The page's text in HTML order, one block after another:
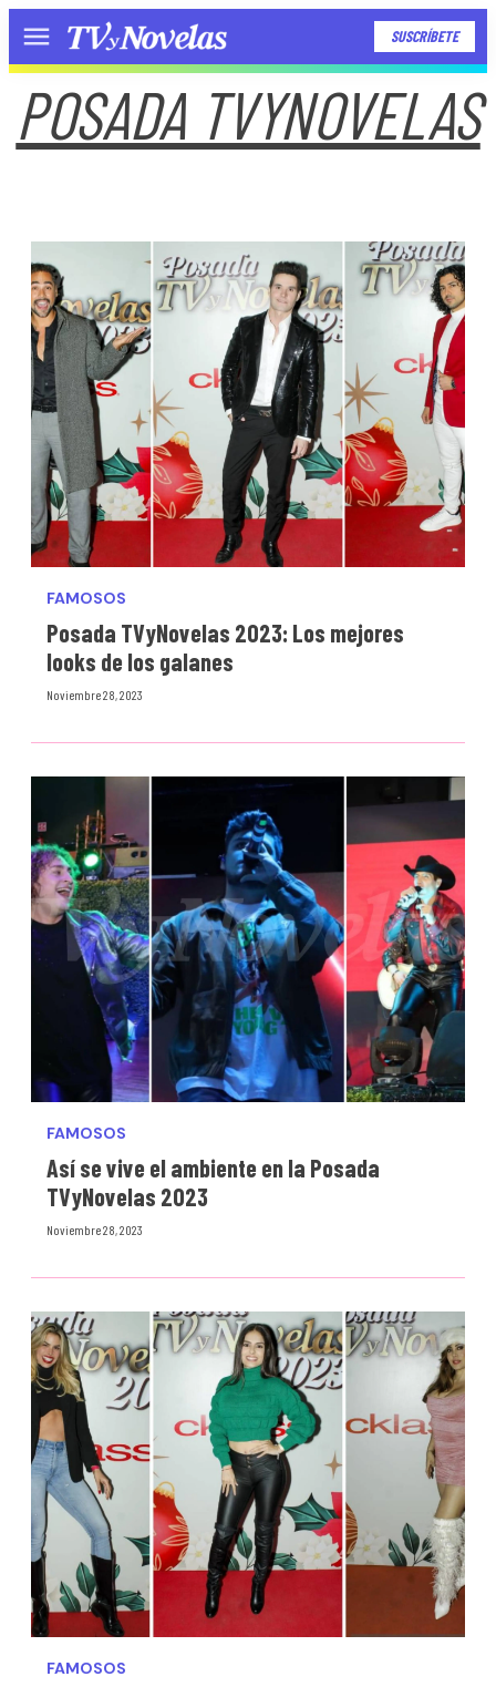
Menú SUSCRÍBETE
POSADA TVYNOVELAS
FAMOSOS
Posada TVyNovelas 2023: Los mejores
looks de los galanes
Noviembre 28, 2023
FAMOSOS
Así se vive el ambiente en la Posada
TVyNovelas 2023
Noviembre 28, 2023
FAMOSOS